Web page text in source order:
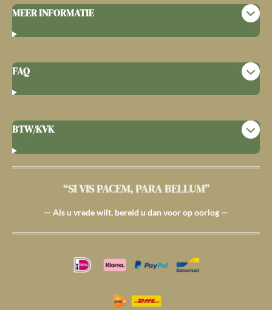
MEER INFORMATIE
FAQ
BTW/KVK
“SI VIS PACEM, PARA BELLUM”
— Als u vrede wilt, bereid u dan voor op oorlog —